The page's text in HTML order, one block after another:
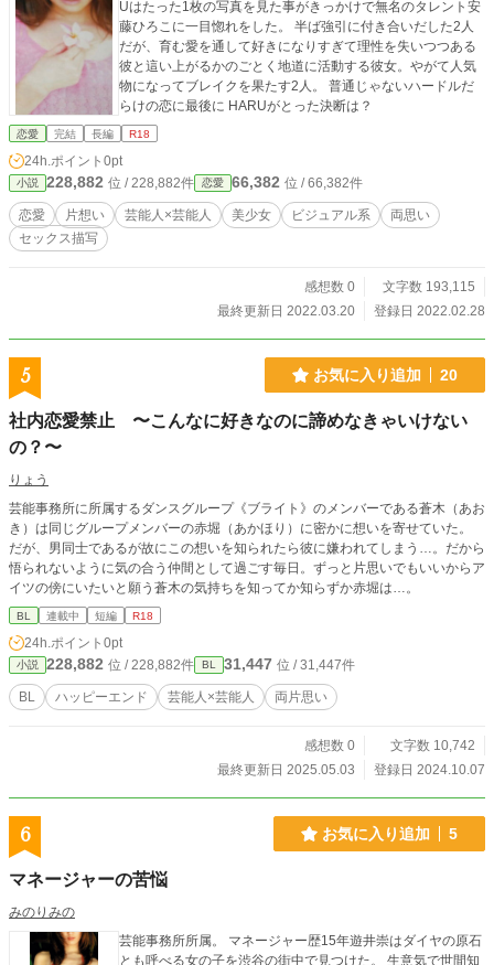
Uはたった1枚の写真を見た事がきっかけで無名のタレント安
藤ひろこに一目惚れをした。 半ば強引に付き合いだした2人
だが、育む愛を通して好きになりすぎて理性を失いつつある
彼と這い上がるかのごとく地道に活動する彼女。やがて人気
物になってブレイクを果たす2人。 普通じゃないハードルだ
らけの恋に最後に HARUがとった決断は？
恋愛 完結 長編 R18
24h.ポイント 0pt
小説 228,882 位 / 228,882件 恋愛 66,382 位 / 66,382件
恋愛 片想い 芸能人×芸能人 美少女 ビジュアル系
両思い
セックス描写
感想数 0
文字数 193,115
最終更新日 2022.03.20
登録日 2022.02.28
5 お気に入り追加 20
社内恋愛禁止 〜こんなに好きなのに諦めなきゃいけない
の？〜
りょう
芸能事務所に所属するダンスグループ《ブライト》のメンバーである蒼木（あお
き）は同じグループメンバーの赤堀（あかほり）に密かに想いを寄せていた。
だが、男同士であるが故にこの想いを知られたら彼に嫌われてしまう…。だから
悟られないように気の合う仲間として過ごす毎日。ずっと片思いでもいいからア
イツの傍にいたいと願う蒼木の気持ちを知ってか知らずか赤堀は…。
BL 連載中 短編 R18
24h.ポイント 0pt
小説 228,882 位 / 228,882件 BL 31,447 位 / 31,447件
BL ハッピーエンド 芸能人×芸能人 両片思い
感想数 0
文字数 10,742
最終更新日 2025.05.03
登録日 2024.10.07
6 お気に入り追加 5
マネージャーの苦悩
みのりみの
芸能事務所所属。 マネージャー歴15年遊井崇はダイヤの原石
とも呼べる女の子を渋谷の街中で見つけた。 生意気で世間知